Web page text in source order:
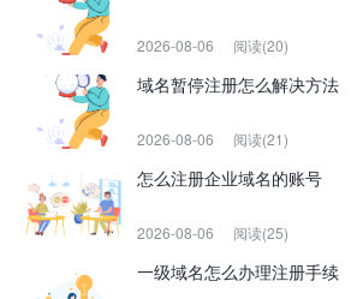
2026-08-06 阅读(20)
域名暂停注册怎么解决方法
2026-08-06 阅读(21)
怎么注册企业域名的账号
2026-08-06 阅读(25)
一级域名怎么办理注册手续